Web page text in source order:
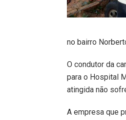
no bairro
O condutor da
para o Hospital
atingida não
A empresa que